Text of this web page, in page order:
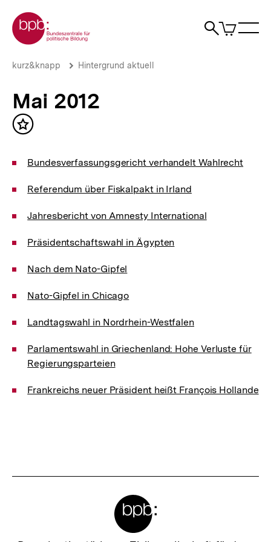
zum
Seiteninhalt
springen
Zur Startseite der bpb
Suche
Artikel
im
Mai
Hintergrund
aktuell
bpb.de
Brotkrümelnavigation
Pfadnavigation
kurz&knapp Hintergrund aktuell
Mai 2012
Inhalt
Bundesverfassungsgericht verhandelt Wahlrecht
Referendum über Fiskalpakt in Irland
Jahresbericht von Amnesty International
Präsidentschaftswahl in Ägypten
Nach dem Nato-Gipfel
Nato-Gipfel in Chicago
Landtagswahl in Nordrhein-Westfalen
Parlamentswahl in Griechenland: Hohe Verluste für
Regierungsparteien
Frankreichs neuer Präsident heißt François Hollande